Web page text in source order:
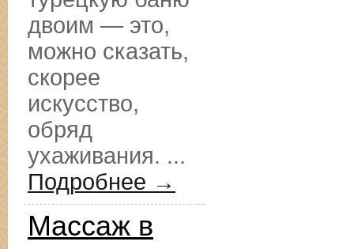
двоим — это,
можно сказать,
скорее
искусство,
обряд
ухаживания. ...
Подробнее →
Массаж в